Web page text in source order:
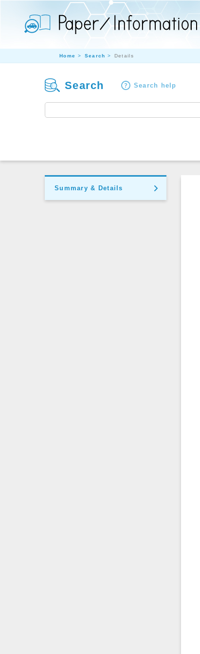
Home Search Details
Search Search help
Summary & Details